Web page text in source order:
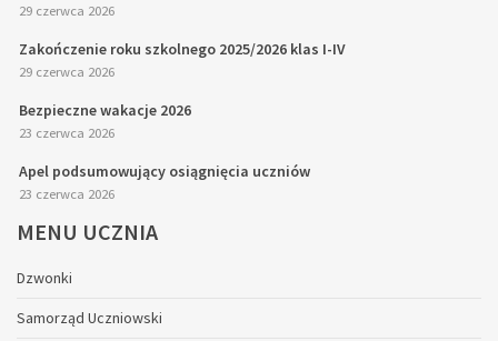
29 czerwca 2026
Zakończenie roku szkolnego 2025/2026 klas I-IV
29 czerwca 2026
Bezpieczne wakacje 2026
23 czerwca 2026
Apel podsumowujący osiągnięcia uczniów
23 czerwca 2026
MENU UCZNIA
Dzwonki
Samorząd Uczniowski